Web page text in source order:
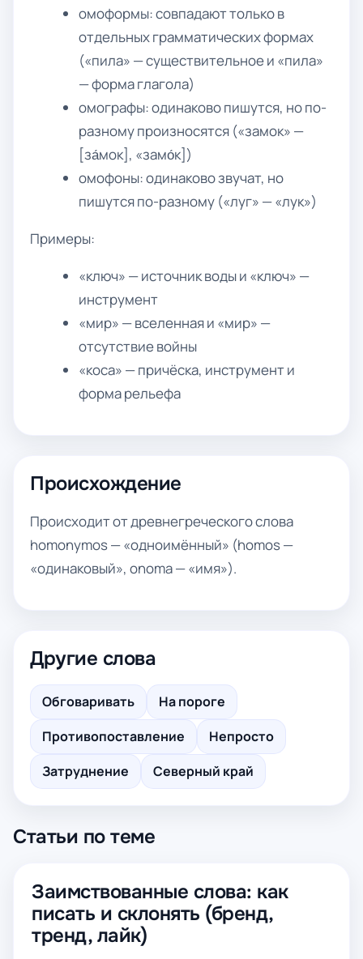
омоформы: совпадают только в
отдельных грамматических формах
(«пила» — существительное и «пила»
— форма глагола)
омографы: одинаково пишутся, но по-
разному произносятся («замок» —
[за́мок], «замо́к])
омофоны: одинаково звучат, но
пишутся по-разному («луг» — «лук»)
Примеры:
«ключ» — источник воды и «ключ» —
инструмент
«мир» — вселенная и «мир» —
отсутствие войны
«коса» — причёска, инструмент и
форма рельефа
Происхождение
Происходит от древнегреческого слова
homonymos — «одноимённый» (homos —
«одинаковый», onoma — «имя»).
Другие слова
Обговаривать
На пороге
Противопоставление
Непросто
Затруднение
Северный край
Статьи по теме
Заимствованные слова: как
писать и склонять (бренд,
тренд, лайк)